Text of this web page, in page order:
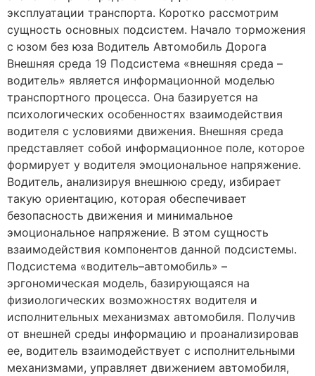
эксплуатации транспорта. Коротко рассмотрим
сущность основных подсистем. Начало торможения
с юзом без юза Водитель Автомобиль Дорога
Внешняя среда 19 Подсистема «внешняя среда –
водитель» является информационной моделью
транспортного процесса. Она базируется на
психологических особенностях взаимодействия
водителя с условиями движения. Внешняя среда
представляет собой информационное поле, которое
формирует у водителя эмоциональное напряжение.
Водитель, анализируя внешнюю среду, избирает
такую ориентацию, которая обеспечивает
безопасность движения и минимальное
эмоциональное напряжение. В этом сущность
взаимодействия компонентов данной подсистемы.
Подсистема «водитель–автомобиль» –
эргономическая модель, базирующаяся на
физиологических возможностях водителя и
исполнительных механизмах автомобиля. Получив
от внешней среды информацию и проанализировав
ее, водитель взаимодействует с исполнительными
механизмами, управляет движением автомобиля,